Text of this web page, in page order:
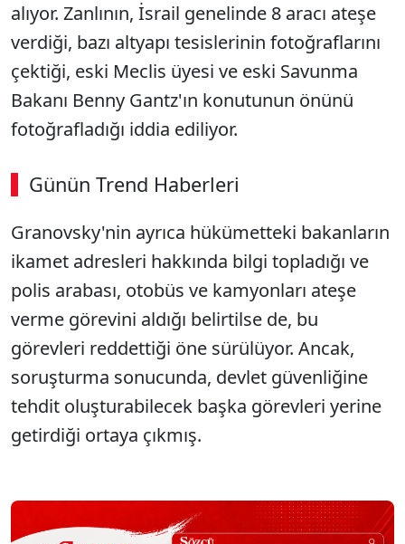
alıyor. Zanlının, İsrail genelinde 8 aracı ateşe
verdiği, bazı altyapı tesislerinin fotoğraflarını
çektiği, eski Meclis üyesi ve eski Savunma
Bakanı Benny Gantz'ın konutunun önünü
fotoğrafladığı iddia ediliyor.
Günün Trend Haberleri
00:02 / 02:14
Sesi Aç
Granovsky'nin ayrıca hükümetteki bakanların
ikamet adresleri hakkında bilgi topladığı ve
polis arabası, otobüs ve kamyonları ateşe
verme görevini aldığı belirtilse de, bu
görevleri reddettiği öne sürülüyor. Ancak,
soruşturma sonucunda, devlet güvenliğine
tehdit oluşturabilecek başka görevleri yerine
getirdiği ortaya çıkmış.